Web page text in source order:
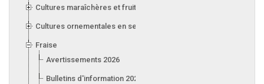
Cultures maraîchères et fruitières en serre
Cultures ornementales en serre
Fraise
Avertissements 2026
Bulletins d'information 2026